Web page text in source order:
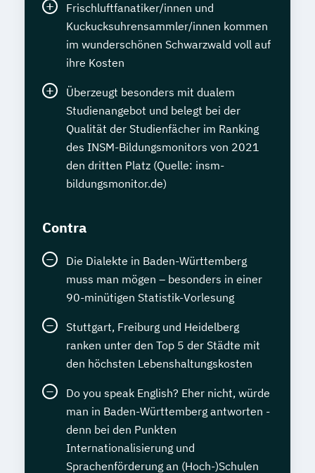
Frischluftfanatiker/innen und
Kuckucksuhrensammler/innen kommen
im wunderschönen Schwarzwald voll auf
ihre Kosten
Überzeugt besonders mit dualem
Studienangebot und belegt bei der
Qualität der Studienfächer im Ranking
des INSM-Bildungsmonitors von 2021
den dritten Platz (Quelle: insm-
bildungsmonitor.de)
Contra
Die Dialekte in Baden-Württemberg
muss man mögen – besonders in einer
90-minütigen Statistik-Vorlesung
Stuttgart, Freiburg und Heidelberg
ranken unter den Top 5 der Städte mit
den höchsten Lebenshaltungskosten
Do you speak English? Eher nicht, würde
man in Baden-Württemberg antworten -
denn bei den Punkten
Internationalisierung und
Sprachenförderung an (Hoch-)Schulen